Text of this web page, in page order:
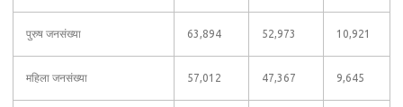
पुरुष जनसंख्या 63,894 52,973 10,921
महिला जनसंख्या 57,012 47,367 9,645